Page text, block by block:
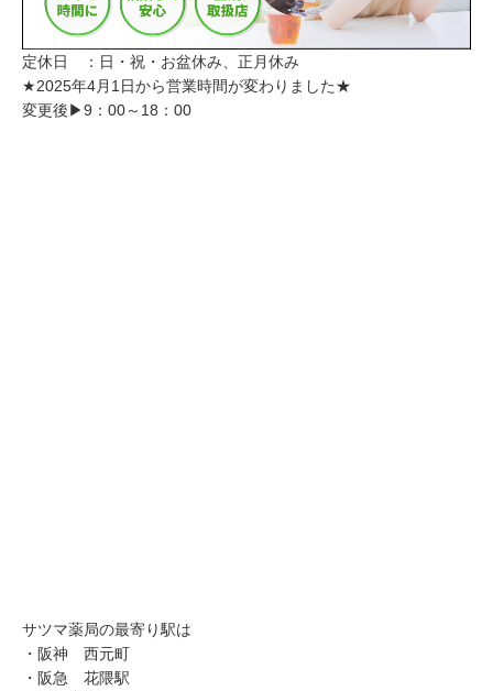
定休日 ：日・祝・お盆休み、正月休み
★2025年4月1日から営業時間が変わりました★
変更後▶9：00～18：00
サツマ薬局の最寄り駅は
・阪神 西元町
・阪急 花隈駅